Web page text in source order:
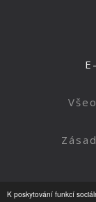
K poskytování funkcí